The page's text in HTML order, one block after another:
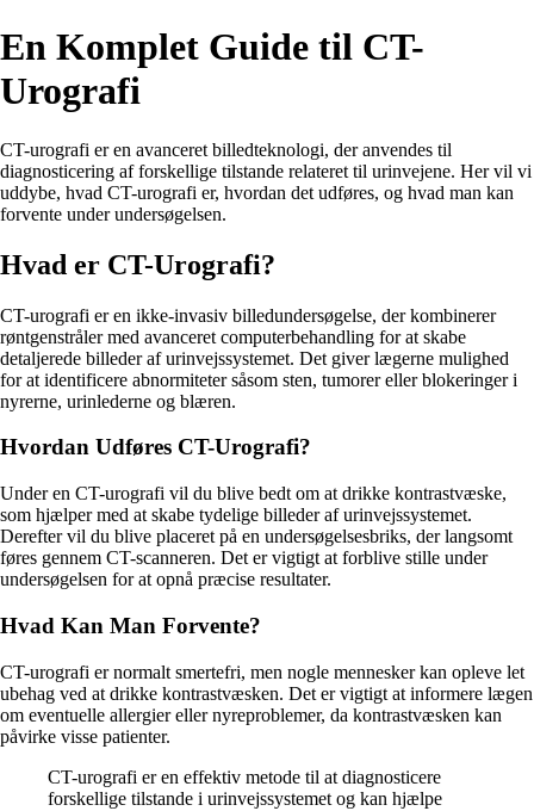
En Komplet Guide til CT-
Urografi
CT-urografi er en avanceret billedteknologi, der anvendes til
diagnosticering af forskellige tilstande relateret til urinvejene. Her vil vi
uddybe, hvad CT-urografi er, hvordan det udføres, og hvad man kan
forvente under undersøgelsen.
Hvad er CT-Urografi?
CT-urografi er en ikke-invasiv billedundersøgelse, der kombinerer
røntgenstråler med avanceret computerbehandling for at skabe
detaljerede billeder af urinvejssystemet. Det giver lægerne mulighed
for at identificere abnormiteter såsom sten, tumorer eller blokeringer i
nyrerne, urinlederne og blæren.
Hvordan Udføres CT-Urografi?
Under en CT-urografi vil du blive bedt om at drikke kontrastvæske,
som hjælper med at skabe tydelige billeder af urinvejssystemet.
Derefter vil du blive placeret på en undersøgelsesbriks, der langsomt
føres gennem CT-scanneren. Det er vigtigt at forblive stille under
undersøgelsen for at opnå præcise resultater.
Hvad Kan Man Forvente?
CT-urografi er normalt smertefri, men nogle mennesker kan opleve let
ubehag ved at drikke kontrastvæsken. Det er vigtigt at informere lægen
om eventuelle allergier eller nyreproblemer, da kontrastvæsken kan
påvirke visse patienter.
CT-urografi er en effektiv metode til at diagnosticere
forskellige tilstande i urinvejssystemet og kan hjælpe